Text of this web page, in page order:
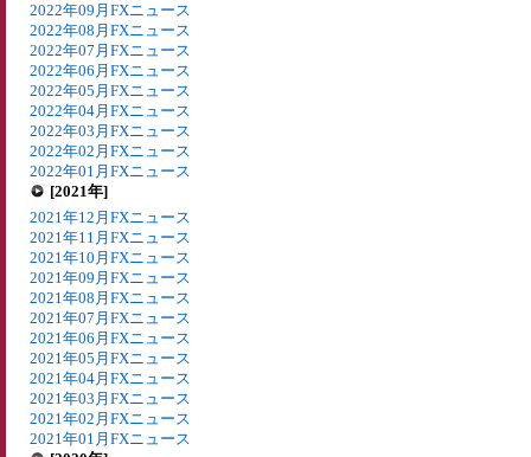
2022年09月FXニュース
2022年08月FXニュース
2022年07月FXニュース
2022年06月FXニュース
2022年05月FXニュース
2022年04月FXニュース
2022年03月FXニュース
2022年02月FXニュース
2022年01月FXニュース
[2021年]
2021年12月FXニュース
2021年11月FXニュース
2021年10月FXニュース
2021年09月FXニュース
2021年08月FXニュース
2021年07月FXニュース
2021年06月FXニュース
2021年05月FXニュース
2021年04月FXニュース
2021年03月FXニュース
2021年02月FXニュース
2021年01月FXニュース